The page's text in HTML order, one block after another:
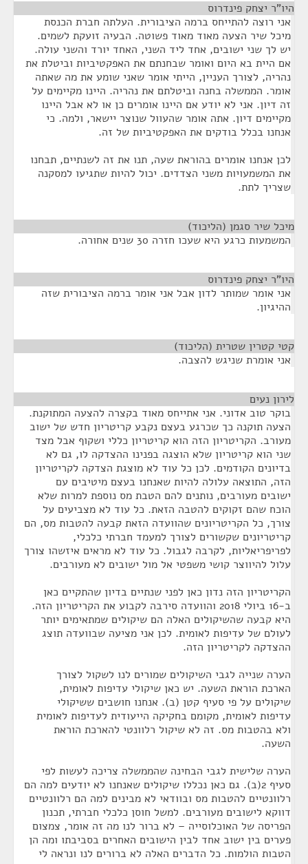
היו"ר יצחק פינדרוס
אני רוצה להתייחס ברמה הציבורית. העלתה חברת הכנסת
מיכל שיר הצעה מאוד מאוד פשוטה. הבעיה זועקת לשמים.
יש לך שני ישובים, אחד ליד השני, האחד יורד והשני עולה.
אם היית בא היום ואומר שבחנתם את האפקטיביות וביטלת את
נהריה, לצורך העניין, הייתי אומר שאני שומע את מה שאתה
אומר. הממשלה בחנה וביטלתם את נהריה. היינו מקיימים על
זה דיון. אני לא יודע אם היינו אומרים כן או לא אבל היינו
מקיימים דיון. אתה אומר שהעוול שנוצר יישאר, ולמה. כי
אנחנו בכלל בודקים את האפקטיביות של זה.
לכן אנחנו אומרים בהוראת שעה, תנו את זה לשנתיים, תבחנו
את המשמעויות משני הצדדים. יכול להיות שתגיעו למסקנה
שצריך לתת.
מיכל שיר סגמן (הליכוד)
המשמעות כרגע היא שעכו חזרה 30 שנים אחורה.
היו"ר יצחק פינדרוס
אני אומר שמותר לדון אבל אני אומר ברמה הציבורית שזה
ההיגיון.
קטי קטרין שטרית (הליכוד)
אני אומרת שניגש להצבה.
לירון נעים
בוקר טוב אדוני. אני אתייחס מאוד בקצרה להצעה המתוקנת.
הצעה תוקנה כך שכרגע בעצם נקבע קריטריון חדש של ישוב
מעורב. הקריטריון הזה הוא קריטריון כללי ושקוף אבל מצד
שני הוא קריטריון שלא הוצגה בפנינו ההצדקה לו, גם לא
בדיונים הקודמים. לכן כל עוד לא מוצגת הצדקה לקריטריון
הזה, התוצאה עלולה להיות שאנחנו בעצם מיטיבים עם
ישובים מעורבים, נותנים להם הטבת מס נוספת למרות שלא
הוכח שהם זקוקים להטבה הזאת. כל עוד לא מצביעים על
צורך, כל הקריטריונים שהוועדה הזאת קבעה להטבות מס, הם
קריטריונים שקשורים לצורך למעמד חברתי כלכלי,
לפריפריאליות, לקרבה לגבול. כל עוד לא מראים איזשהו צורך
עלול להיווצר קושי משפטי אל מול ישובים לא מעורבים.
הקריטריון הזה נדון כאן לפני שנתיים בדיון שהתקיים כאן
ב-16 ביולי 2018 והוועדה סירבה לקבוע את הקריטריון הזה.
היא קבעה שהשיקולים האלה הם שיקולים שמתאימים יותר
לעולם של עדיפות לאומית. לכן אני מציעה שבוועדה תוצג
ההצדקה לקריטריון הזה.
הערה שנייה לגבי השיקולים שמורים לנו לשקול לצורך
הארכת הוראת השעה. יש כאן שיקולי עדיפות לאומית,
שיקולים על פי סעיף קטן (ב). אנחנו חושבים ששיקולי
עדיפות לאומית, מקומם בחקיקה הייעודית לעדיפות לאומית
ולא בהטבות מס. זה לא שיקול רלוונטי להארכת הוראת
השעה.
הערה שלישית לגבי הבחינה שהממשלה צריכה לעשות לפי
סעיף 2(ב). גם כאן נכללו שיקולים שאנחנו לא יודעים למה הם
רלוונטיים להטבות מס ובוודאי לא מבינים למה הם רלוונטיים
דווקא לישובים מעורבים. למשל חוסן כלכלי חברתי, תכנון
הפריסה של האוכלוסייה – לא ברור לנו מה זה אומר, צמצום
פערים בין ישוב אחד לבין הישובים האחרים בסביבתו ומה הן
הטבות הולמות. כל הדברים האלה לא ברורים לנו ונראה לי